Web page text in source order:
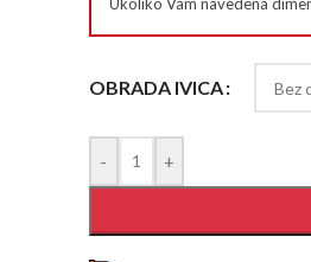
OBRADA IVICA
- +